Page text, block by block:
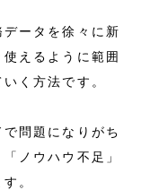
ータを徐々に新
えるように範囲
く方法です。
問題になりがち
ノウハウ不足」
。